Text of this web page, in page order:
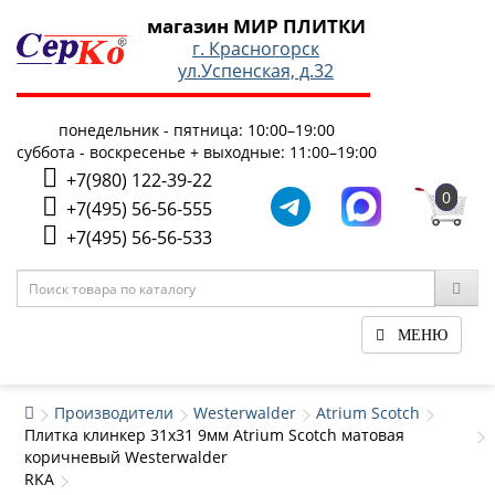
магазин МИР ПЛИТКИ
г. Красногорск
ул.Успенская, д.32
понедельник - пятница: 10:00–19:00
суббота - воскресенье + выходные: 11:00–19:00
+7(980) 122-39-22
+7(495) 56-56-555
+7(495) 56-56-533
0
МЕНЮ
Производители Westerwalder
Atrium Scotch
Плитка клинкер 31x31 9мм Atrium Scotch матовая
коричневый Westerwalder
RKA